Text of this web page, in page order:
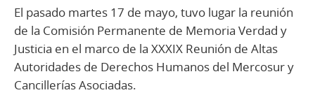
El pasado martes 17 de mayo, tuvo lugar la reunión
de la Comisión Permanente de Memoria Verdad y
Justicia en el marco de la XXXIX Reunión de Altas
Autoridades de Derechos Humanos del Mercosur y
Cancillerías Asociadas.